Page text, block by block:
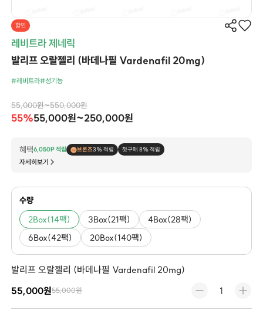
할인
레비트라 제네릭
발리프 오랄젤리 (바데나필 Vardenafil 20mg)
#레비트라#성기능
55,000원~550,000원
55%55,000원~250,000원
혜택6,050P 적립 브론즈3% 적립 첫구매 8% 적립
자세히보기
수량
2Box(14팩) 3Box(21팩)
4Box(28팩)
6Box(42팩)
20Box(140팩)
발리프 오랄젤리 (바데나필 Vardenafil 20mg)
55,000원55,000원